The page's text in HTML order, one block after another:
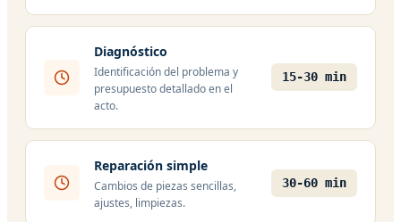
Diagnóstico
Identificación del problema y
presupuesto detallado en el
acto.
15-30 min
Reparación simple
Cambios de piezas sencillas,
ajustes, limpiezas.
30-60 min